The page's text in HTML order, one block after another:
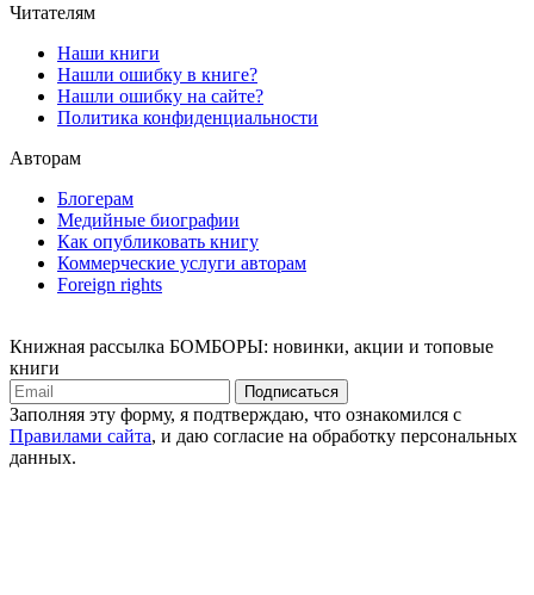
Читателям
Наши книги
Нашли ошибку в книге?
Нашли ошибку на сайте?
Политика конфиденциальности
Авторам
Блогерам
Медийные биографии
Как опубликовать книгу
Коммерческие услуги авторам
Foreign rights
Книжная рассылка БОМБОРЫ: новинки, акции и топовые
книги
Подписаться
Заполняя эту форму, я подтверждаю, что ознакомился с
Правилами сайта, и даю согласие на обработку персональных
данных.